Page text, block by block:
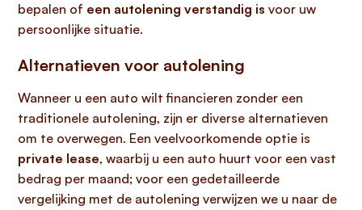
bepalen of een autolening verstandig is voor uw
persoonlijke situatie.
Alternatieven voor autolening
Wanneer u een auto wilt financieren zonder een
traditionele autolening, zijn er diverse alternatieven
om te overwegen. Een veelvoorkomende optie is
private lease, waarbij u een auto huurt voor een vast
bedrag per maand; voor een gedetailleerde
vergelijking met de autolening verwijzen we u naar de